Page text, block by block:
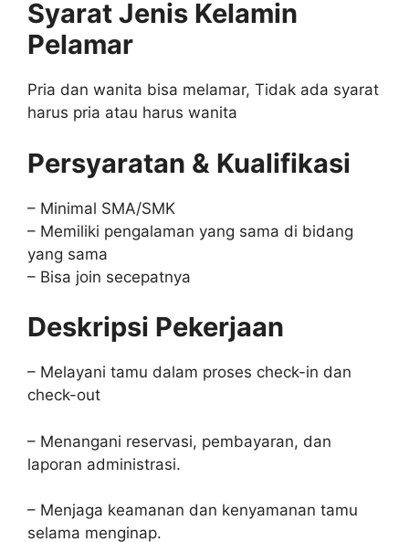
Syarat Jenis Kelamin
Pelamar
Pria dan wanita bisa melamar, Tidak ada syarat
harus pria atau harus wanita
Persyaratan & Kualifikasi
– Minimal SMA/SMK
– Memiliki pengalaman yang sama di bidang
yang sama
– Bisa join secepatnya
Deskripsi Pekerjaan
– Melayani tamu dalam proses check-in dan
check-out
– Menangani reservasi, pembayaran, dan
laporan administrasi.
– Menjaga keamanan dan kenyamanan tamu
selama menginap.